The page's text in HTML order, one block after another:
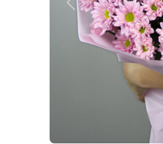
Назад